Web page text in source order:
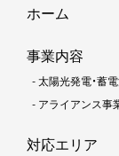
ホーム
事業内容
-太陽光発電・蓄
- アライアンス事
対応エリア